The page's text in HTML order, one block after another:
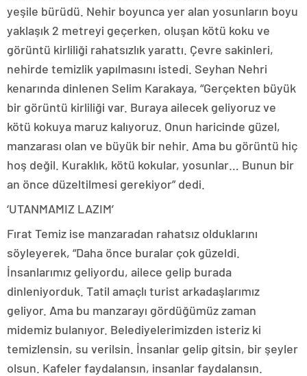
yeşile bürüdü. Nehir boyunca yer alan yosunların boyu
yaklaşık 2 metreyi geçerken, oluşan kötü koku ve
görüntü kirliliği rahatsızlık yarattı. Çevre sakinleri,
nehirde temizlik yapılmasını istedi. Seyhan Nehri
kenarında dinlenen Selim Karakaya, “Gerçekten büyük
bir görüntü kirliliği var. Buraya ailecek geliyoruz ve
kötü kokuya maruz kalıyoruz. Onun haricinde güzel,
manzarası olan ve büyük bir nehir. Ama bu görüntü hiç
hoş değil. Kuraklık, kötü kokular, yosunlar… Bunun bir
an önce düzeltilmesi gerekiyor” dedi.
‘UTANMAMIZ LAZIM’
Fırat Temiz ise manzaradan rahatsız olduklarını
söyleyerek, “Daha önce buralar çok güzeldi.
İnsanlarımız geliyordu, ailece gelip burada
dinleniyorduk. Tatil amaçlı turist arkadaşlarımız
geliyor. Ama bu manzarayı gördüğümüz zaman
midemiz bulanıyor. Belediyelerimizden isteriz ki
temizlensin, su verilsin. İnsanlar gelip gitsin, bir şeyler
olsun. Kafeler faydalansın, insanlar faydalansın.